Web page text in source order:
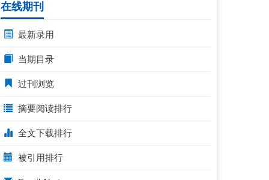
在线期刊
最新录用
当期目录
过刊浏览
摘要阅读排行
全文下载排行
被引用排行